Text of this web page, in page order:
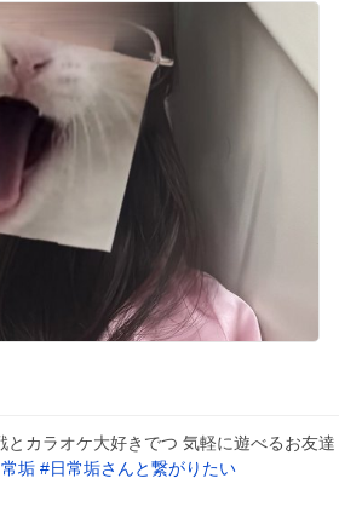
とカラオケ大好きでつ 気軽に遊べるお友達
垢 #日常垢さんと繋がりたい